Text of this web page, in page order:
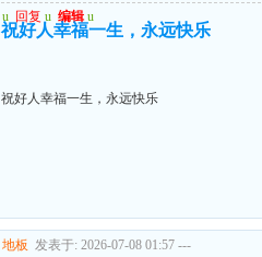
u 回复 u 编辑 u
祝好人幸福一生，永远快乐
祝好人幸福一生，永远快乐
地板 发表于: 2026-07-08 01:57 ---